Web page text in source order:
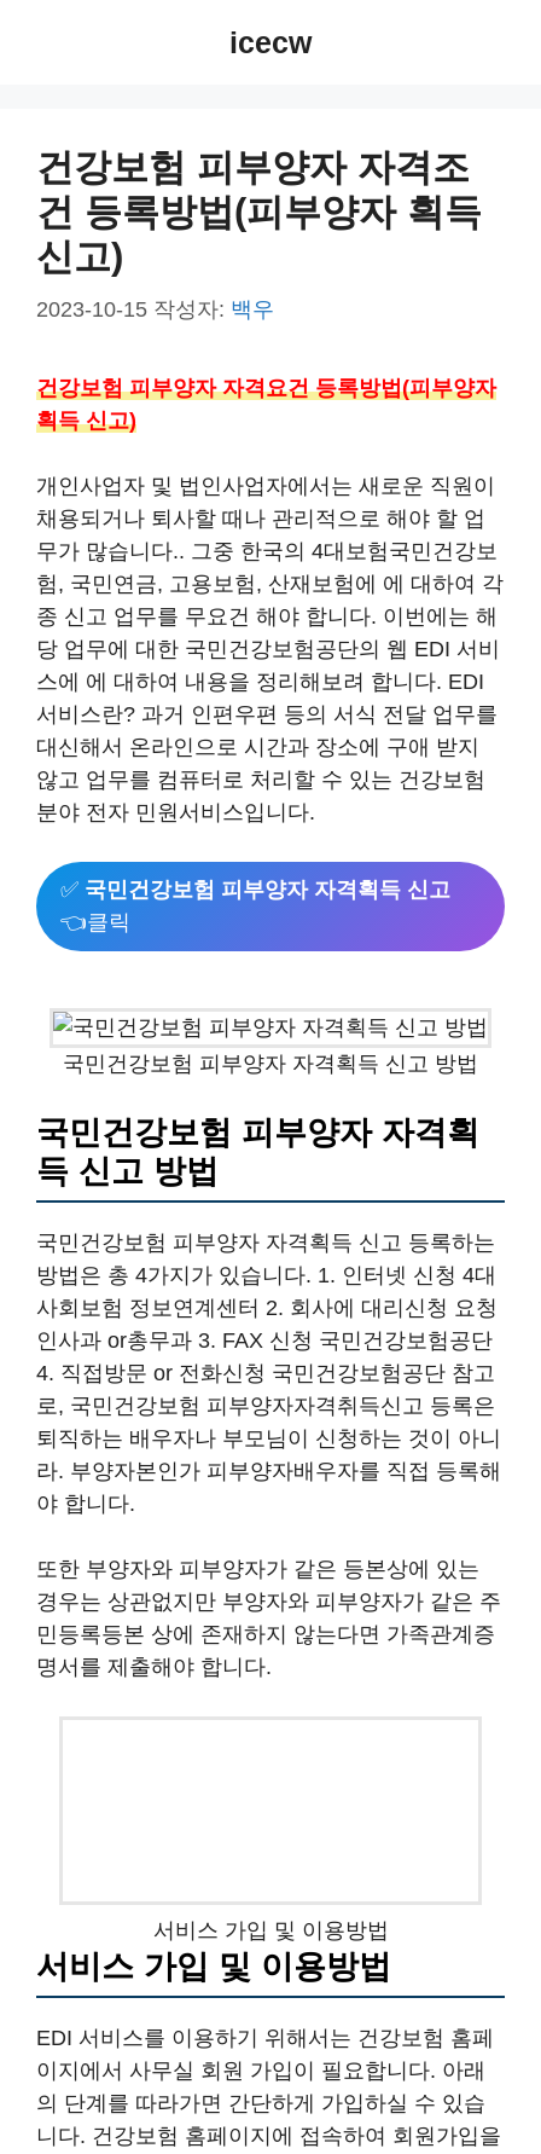
icecw
건강보험 피부양자 자격조
건 등록방법(피부양자 획득
신고)
2023-10-15 작성자: 백우
건강보험 피부양자 자격요건 등록방법(피부양자
획득 신고)
개인사업자 및 법인사업자에서는 새로운 직원이
채용되거나 퇴사할 때나 관리적으로 해야 할 업
무가 많습니다.. 그중 한국의 4대보험국민건강보
험, 국민연금, 고용보험, 산재보험에 에 대하여 각
종 신고 업무를 무요건 해야 합니다. 이번에는 해
당 업무에 대한 국민건강보험공단의 웹 EDI 서비
스에 에 대하여 내용을 정리해보려 합니다. EDI
서비스란? 과거 인편우편 등의 서식 전달 업무를
대신해서 온라인으로 시간과 장소에 구애 받지
않고 업무를 컴퓨터로 처리할 수 있는 건강보험
분야 전자 민원서비스입니다.
✅ 국민건강보험 피부양자 자격획득 신고
👈클릭
국민건강보험 피부양자 자격획득 신고 방법
국민건강보험 피부양자 자격획
득 신고 방법
국민건강보험 피부양자 자격획득 신고 등록하는
방법은 총 4가지가 있습니다. 1. 인터넷 신청 4대
사회보험 정보연계센터 2. 회사에 대리신청 요청
인사과 or총무과 3. FAX 신청 국민건강보험공단
4. 직접방문 or 전화신청 국민건강보험공단 참고
로, 국민건강보험 피부양자자격취득신고 등록은
퇴직하는 배우자나 부모님이 신청하는 것이 아니
라. 부양자본인가 피부양자배우자를 직접 등록해
야 합니다.
또한 부양자와 피부양자가 같은 등본상에 있는
경우는 상관없지만 부양자와 피부양자가 같은 주
민등록등본 상에 존재하지 않는다면 가족관계증
명서를 제출해야 합니다.
이지에서 사무실 회원 가입이 필요합니다. 아래
의 단계를 따라가면 간단하게 가입하실 수 있습
니다. 건강보험 홈페이지에 접속하여 회원가입을
동의사항을 선택하고 사무실 내역을 입력한 후
가입을 완료합니다. 가입이 완료되면 건강보험
EDI서비스 사이트에서 공인인증서를 등록하여
서비스를 이용할 수 있습니다.